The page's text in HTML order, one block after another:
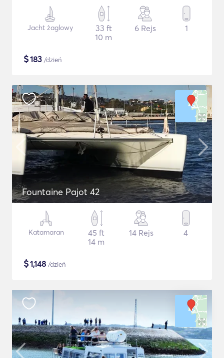
Jacht żaglowy
33 ft
10 m
6 Rejs 1
$183 /dzień
Fountaine Pajot 42
Katamaran
45 ft
14 m
14 Rejs 4
$1,148 /dzień